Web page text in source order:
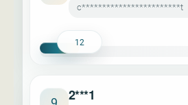
c************************t
12
2***1